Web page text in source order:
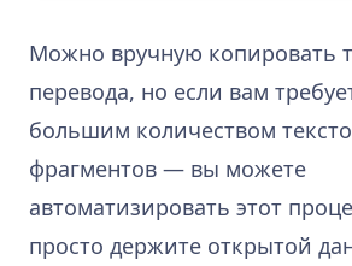
Можно вручную копировать
перевода, но если вам
большим количеством
фрагментов — вы можете
автоматизировать этот
просто держите открытой